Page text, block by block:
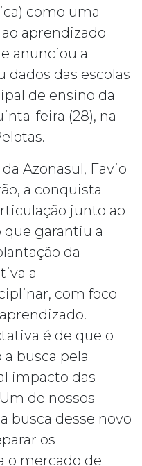
como uma
aprendizado
anunciou a
dados das escolas
de ensino da
feira (28), na
Azonasul, Favio
a conquista
junto ao
que garantiu a
da
a
com foco
é de que o
busca pela
impacto das
de nossos
busca desse novo
os
o mercado de